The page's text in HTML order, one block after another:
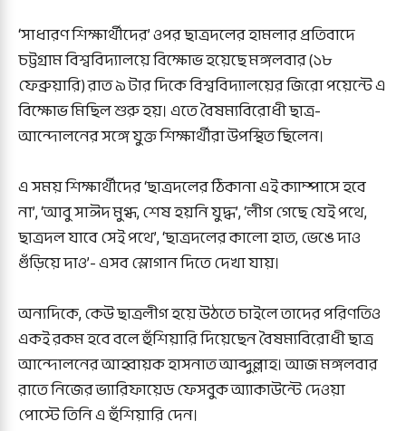
‘সাধারণ শিক্ষার্থীদের’ ওপর ছাত্রদলের হামলার প্রতিবাদে
চট্টগ্রাম বিশ্ববিদ্যালয়ে বিক্ষোভ হয়েছে মঙ্গলবার (১৮
ফেব্রুয়ারি) রাত ৯ টার দিকে বিশ্ববিদ্যালয়ের জিরো পয়েন্টে এ
বিক্ষোভ মিছিল শুরু হয়। এতে বৈষম্যবিরোধী ছাত্র-
আন্দোলনের সঙ্গে যুক্ত শিক্ষার্থীরা উপস্থিত ছিলেন।
এ সময় শিক্ষার্থীদের ‘ছাত্রদলের ঠিকানা এই ক্যাম্পাসে হবে
না’, ‘আবু সাঈদ মুগ্ধ, শেষ হয়নি যুদ্ধ’, ‘লীগ গেছে যেই পথে,
ছাত্রদল যাবে সেই পথে’, ‘ছাত্রদলের কালো হাত, ভেঙে দাও
গুঁড়িয়ে দাও’- এসব স্লোগান দিতে দেখা যায়।
অন্যদিকে, কেউ ছাত্রলীগ হয়ে উঠতে চাইলে তাদের পরিণতিও
একই রকম হবে বলে হুঁশিয়ারি দিয়েছেন বৈষম্যবিরোধী ছাত্র
আন্দোলনের আহ্বায়ক হাসনাত আব্দুল্লাহ। আজ মঙ্গলবার
রাতে নিজের ভ্যারিফায়েড ফেসবুক অ্যাকাউন্টে দেওয়া
পোস্টে তিনি এ হুঁশিয়ারি দেন।